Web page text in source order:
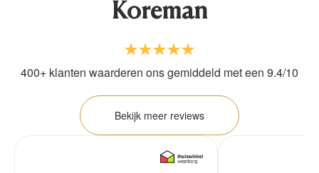
Koreman
400+ klanten waarderen ons gemiddeld met een 9.4/10
Bekijk meer reviews